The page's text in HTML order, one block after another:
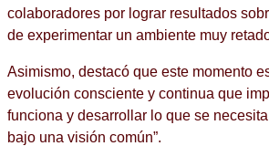
colaboradores por lograr resultados
de experimentar un ambiente muy
Asimismo, destacó que este momento
evolución consciente y continua que
funciona y desarrollar lo que se
bajo una visión común”.